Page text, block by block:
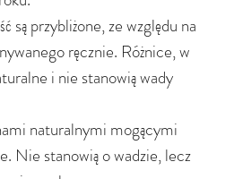
są przybliżone, ze względu na
ręcznie. Różnice, w
i nie stanowią wady
naturalnymi mogącymi
Nie stanowią o wadzie, lecz